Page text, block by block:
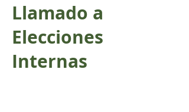
Llamado a
Elecciones
Internas